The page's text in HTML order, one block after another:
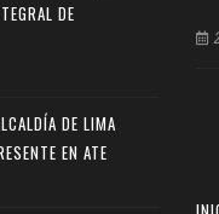
DE
DE LIMA
EN ATE